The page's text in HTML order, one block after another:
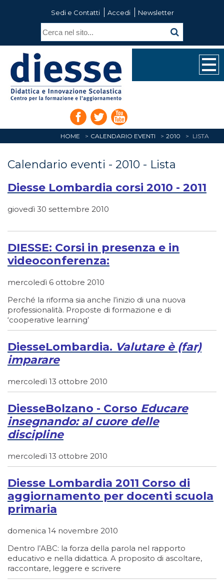
Sedi e Contatti Accedi Newsletter
HOME CALENDARIO EVENTI 2010 LISTA
Calendario eventi - 2010 - Lista
Diesse Lombardia corsi 2010 - 2011
giovedì 30 settembre 2010
DIESSE: Corsi in presenza e in
videoconferenza:
mercoledì 6 ottobre 2010
Perché la riforma sia anche l’inizio di una nuova
professionalità. Proposte di formazione e di
‘cooperative learning’
DiesseLombardia. Valutare è (far)
imparare
mercoledì 13 ottobre 2010
DiesseBolzano - Corso Educare
insegnando: al cuore delle
discipline
mercoledì 13 ottobre 2010
Diesse Lombardia 2011 Corso di
aggiornamento per docenti scuola
primaria
domenica 14 novembre 2010
Dentro l’ABC: la forza della parola nel rapporto
educativo e nella didattica. A proposito di ascoltare,
raccontare, leggere e scrivere